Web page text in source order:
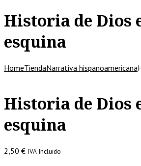
Historia de Dios
esquina
HomeTiendaNarrativa hispanoamericana
Historia de Dios
esquina
2,50 € IVA Incluido